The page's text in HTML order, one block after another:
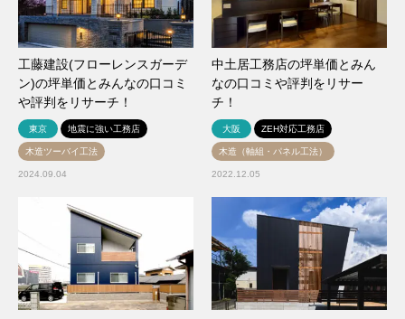
工藤建設(フローレンスガーデ
ン)の坪単価とみんなの口コミ
や評判をリサーチ！
東京 地震に強い工務店
木造ツーバイ工法
2024.09.04
中土居工務店の坪単価とみん
なの口コミや評判をリサー
チ！
大阪 ZEH対応工務店
木造（軸組・パネル工法）
2022.12.05